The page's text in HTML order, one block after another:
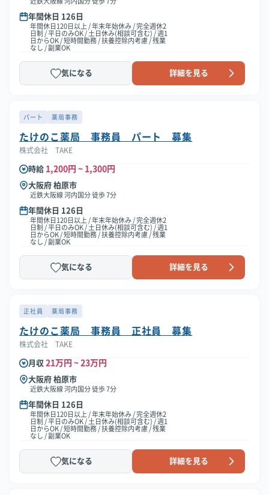
年間休日 126日
年間休日120日以上 / 年末年始休み / 完全週休2
日制 / 平日のみOK / 土日休み(相談可含む) / 週1
日からOK / 短時間勤務 / 扶養控除内考慮 / 残業
なし / 副業OK
気になる 詳細を見る
パート 薬局事務
たけのこ薬局 事務員 パート 募集
株式会社 TAKE
時給 1,200円 ~ 1,300円
大阪府 柏原市
近鉄大阪線 河内国分 徒歩 7分
年間休日 126日
年間休日120日以上 / 年末年始休み / 完全週休2
日制 / 平日のみOK / 土日休み(相談可含む) / 週1
日からOK / 短時間勤務 / 扶養控除内考慮 / 残業
なし / 副業OK
気になる 詳細を見る
正社員 薬局事務
たけのこ薬局 事務員 正社員 募集
株式会社 TAKE
月収 21万円 ~ 23万円
大阪府 柏原市
近鉄大阪線 河内国分 徒歩 7分
年間休日 126日
年間休日120日以上 / 年末年始休み / 完全週休2
日制 / 平日のみOK / 土日休み(相談可含む) / 週1
日からOK / 短時間勤務 / 扶養控除内考慮 / 残業
なし / 副業OK
気になる 詳細を見る